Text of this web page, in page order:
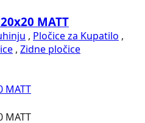
MATT
, Pločice za Kupatilo ,
, Zidne pločice